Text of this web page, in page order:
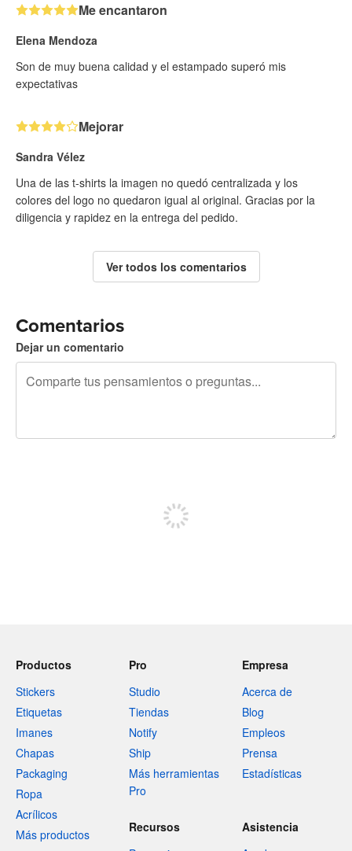
Me encantaron
Elena Mendoza
Son de muy buena calidad y el estampado superó mis
expectativas
Mejorar
Sandra Vélez
Una de las t-shirts la imagen no quedó centralizada y los
colores del logo no quedaron igual al original. Gracias por la
diligencia y rapidez en la entrega del pedido.
Ver todos los comentarios
Comentarios
Dejar un comentario
Productos
Stickers
Etiquetas
Imanes
Chapas
Packaging
Ropa
Acrílicos
Más productos
Pro
Studio
Tiendas
Notify
Ship
Más herramientas
Pro
Empresa
Acerca de
Blog
Empleos
Prensa
Estadísticas
Recursos
Asistencia